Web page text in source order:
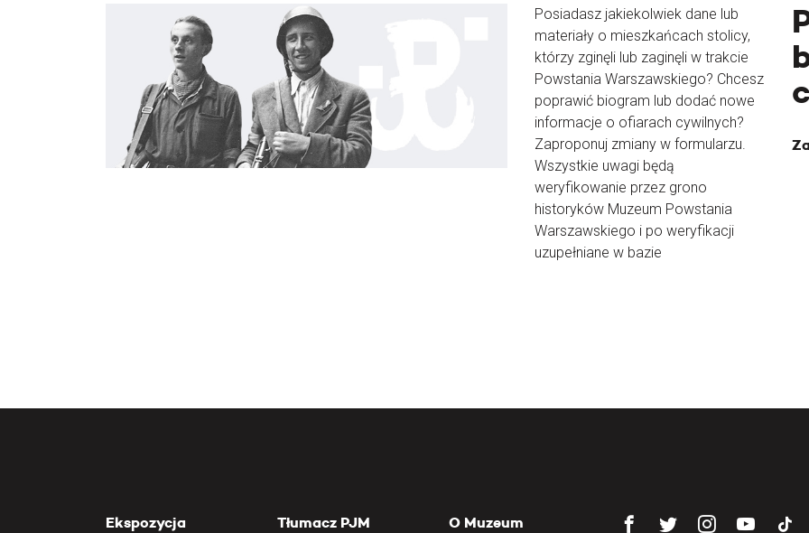
Posiadasz jakiekolwiek dane lub
materiały o mieszkańcach stolicy,
którzy zginęli lub zaginęli w trakcie
Powstania Warszawskiego? Chcesz
poprawić biogram lub dodać nowe
informacje o ofiarach cywilnych?
Zaproponuj zmiany w formularzu.
Wszystkie uwagi będą
weryfikowanie przez grono
historyków Muzeum Powstania
Warszawskiego i po weryfikacji
uzupełniane w bazie
Ekspozycja
Tłumacz PJM
O Muzeum